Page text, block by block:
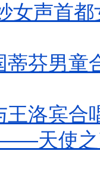
女声首
芬男童
洛宾合
天使